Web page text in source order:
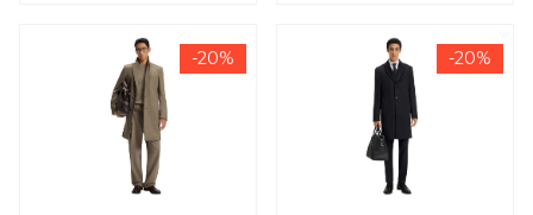
-20% -20%